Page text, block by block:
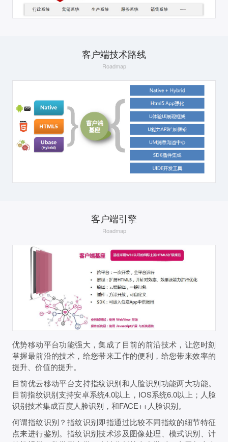
客户端技术路线
Roadmap
客户端引擎
Roadmap
优势移动平台功能强大，集成了目前的前沿技术，让您时刻
掌握最前沿的技术，给您带来工作的便利，给您带来效率的
提升、价值的提升。
目前优云移动平台支持指纹识别和人脸识别功能两大功能。
目前指纹识别支持安卓系统4.0以上，IOS系统6.0以上；人脸
识别技术集成百度人脸识别，和FACE++人脸识别。
何谓指纹识别？指纹识别即指通过比较不同指纹的细节特征
点来进行鉴别。指纹识别技术涉及图像处理、模式识别、计